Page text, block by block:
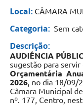
Local: CÂMARA
Categoria: Sem
Descrição:
AUDIÊNCIA
sugestão para servir
Orçamentária
2026 , no dia 18/09/
Câmara Municipal
nº. 177, Centro,